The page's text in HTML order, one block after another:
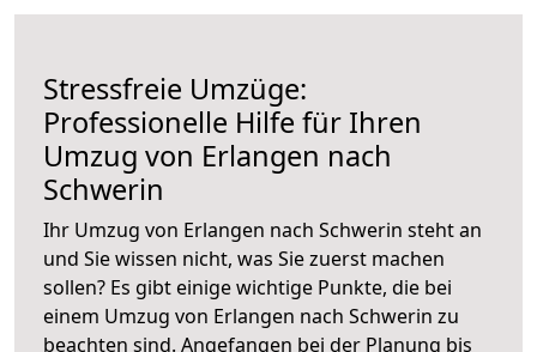
Stressfreie Umzüge:
Professionelle Hilfe für Ihren
Umzug von Erlangen nach
Schwerin
Ihr Umzug von Erlangen nach Schwerin steht an
und Sie wissen nicht, was Sie zuerst machen
sollen? Es gibt einige wichtige Punkte, die bei
einem Umzug von Erlangen nach Schwerin zu
beachten sind. Angefangen bei der Planung bis